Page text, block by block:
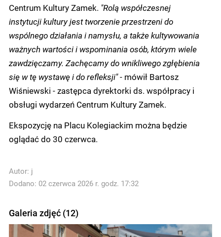
Centrum Kultury Zamek. "Rolą współczesnej
instytucji kultury jest tworzenie przestrzeni do
wspólnego działania i namysłu, a także kultywowania
ważnych wartości i wspominania osób, którym wiele
zawdzięczamy. Zachęcamy do wnikliwego zgłębienia
się w tę wystawę i do refleksji" - mówił Bartosz
Wiśniewski - zastępca dyrektorki ds. współpracy i
obsługi wydarzeń Centrum Kultury Zamek.
Ekspozycję na Placu Kolegiackim można będzie
oglądać do 30 czerwca.
Autor: j
Dodano: 02 czerwca 2026 r. godz. 17:32
Galeria zdjęć (12)